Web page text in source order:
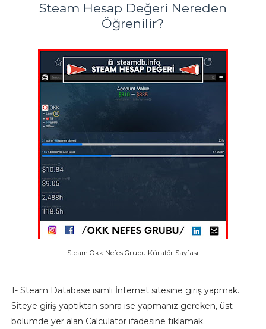
Steam Hesap Değeri Nereden
Öğrenilir?
Steam Okk Nefes Grubu Küratör Sayfası
1- Steam Database isimli İnternet sitesine giriş yapmak.
Siteye giriş yaptıktan sonra ise yapmanız gereken, üst
bölümde yer alan Calculator ifadesine tıklamak.